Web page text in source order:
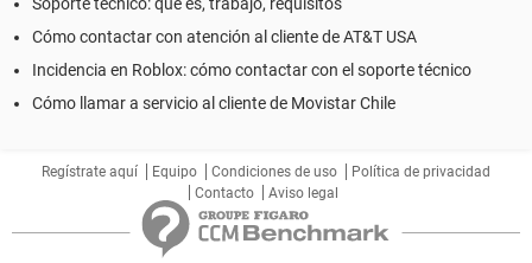
Cómo contactar con atención al cliente de AT&T USA
Incidencia en Roblox: cómo contactar con el soporte técnico
Cómo llamar a servicio al cliente de Movistar Chile
Regístrate aquí Equipo Condiciones de uso
Política de privacidad
Contacto
Aviso legal